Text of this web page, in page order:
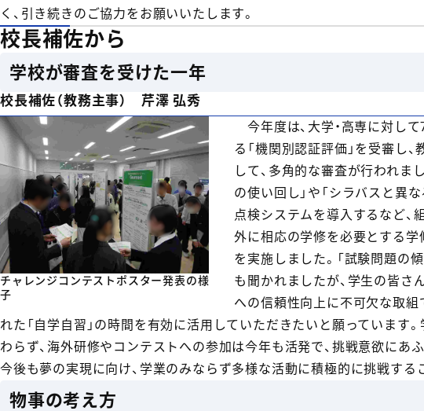
く、引き続きのご協力をお願いいたします。
校長補佐から
学校が審査を受けた一年
校長補佐（教務主事） 芹澤 弘秀
チャレンジコンテストポスター発表の様
子
今年度は、大学・高専に対し
る「機関別認証評価」を受審し
して、多角的な審査が行われま
の使い回し」や「シラバスと異
点検システムを導入するなど、
外に相応の学修を必要とする学
を実施しました。「試験問題の
も聞かれましたが、学生の皆さ
への信頼性向上に不可欠な取組
れた「自学自習」の時間を有効に活用していただきたいと願っています
わらず、海外研修やコンテストへの参加は今年も活発で、挑戦意欲にあ
今後も夢の実現に向け、学業のみならず多様な活動に積極的に挑戦する
物事の考え方